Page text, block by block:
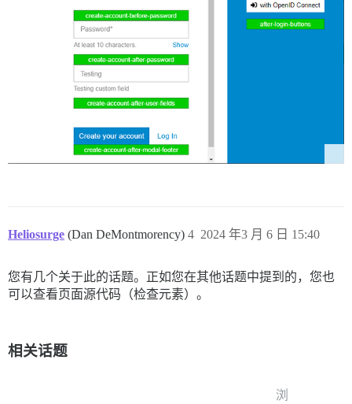
Heliosurge (Dan DeMontmorency) 2024 年3 月 6 日 15:40
4
您有几个关于此的话题。正如您在其他话题中提到的，您也
可以查看页面源代码（检查元素）。
相关话题
浏